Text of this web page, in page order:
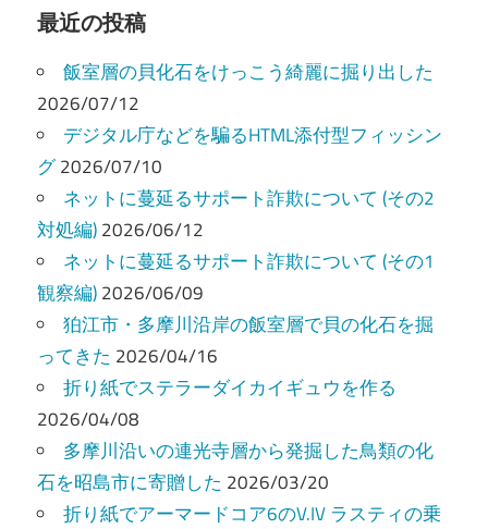
ビ
ゲ
ー
シ
ョ
ン
最近の投稿
飯室層の貝化石をけっこう綺麗に掘り出した
2026/07/12
デジタル庁などを騙るHTML添付型フィッシン
グ2026/07/10
ネットに蔓延るサポート詐欺について (その2
対処編)2026/06/12
ネットに蔓延るサポート詐欺について (その1
観察編)2026/06/09
狛江市・多摩川沿岸の飯室層で貝の化石を掘
ってきた 2026/04/16
折り紙でステラーダイカイギュウを作る
2026/04/08
多摩川沿いの連光寺層から発掘した鳥類の化
石を昭島市に寄贈した 2026/03/20
折り紙でアーマードコア6のV.IV ラスティの乗